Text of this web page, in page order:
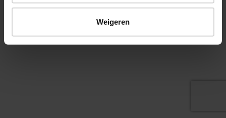
Weigeren
Over ons
Doneer nu Disclaimer
Contact
Forten.nl wordt ondersteund door de